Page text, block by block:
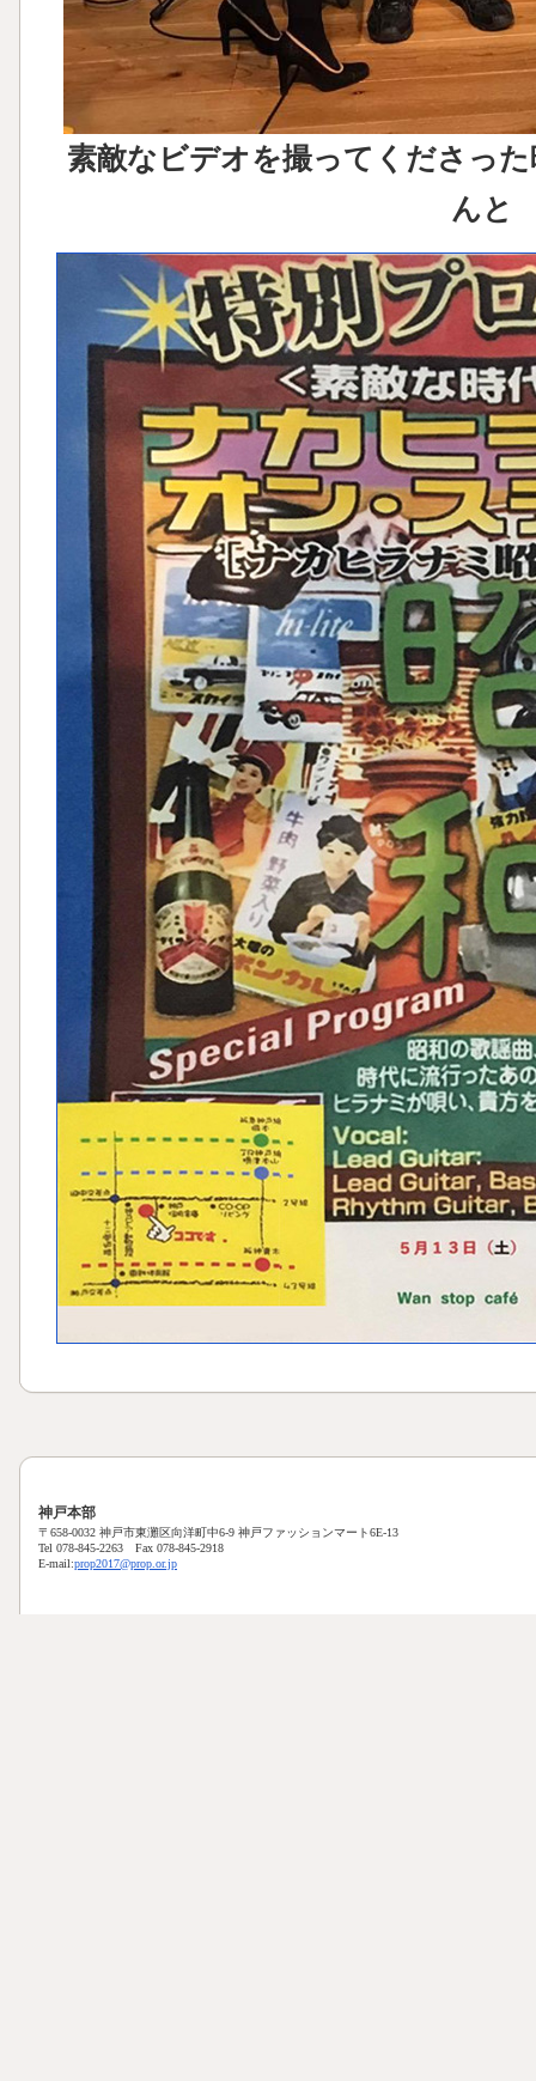
素敵なビデオを撮ってくださっ
んと
神戸本部
〒658-0032 神戸市東灘区向洋町中6-9 神戸ファッションマート6E-13
Tel 078-845-2263 Fax 078-845-2918
E-mail:prop2017@prop.or.jp